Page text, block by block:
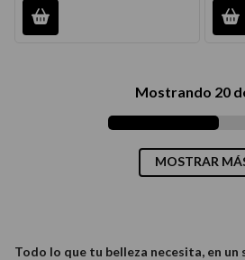
Mostrando 20
MOSTRAR
Todo lo que tu belleza necesita, en un